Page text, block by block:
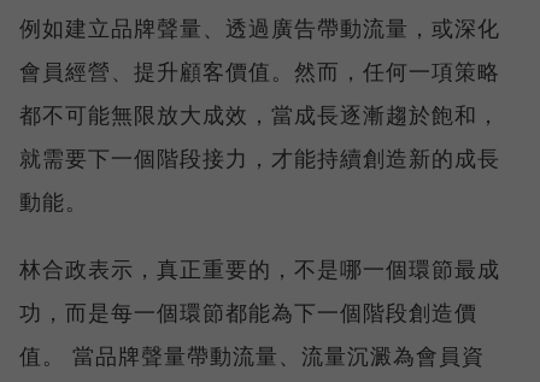
例如建立品牌聲量、透過廣告帶動流量，或深化
會員經營、提升顧客價值。然而，任何一項策略
都不可能無限放大成效，當成長逐漸趨於飽和，
就需要下一個階段接力，才能持續創造新的成長
動能。
林合政表示，真正重要的，不是哪一個環節最成
功，而是每一個環節都能為下一個階段創造價
值。 當品牌聲量帶動流量、流量沉澱為會員資